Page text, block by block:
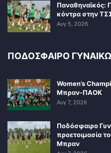
Παναθηναϊκός:
κόντρα στην
Αυγ 5, 2026
ΠΟΔΟΣΦΑΙΡΟ
Women’s
Μπραν-ΠΑΟΚ
Αυγ 7, 2026
Ποδόσφαιρο
προετοιμασία
Μπραν